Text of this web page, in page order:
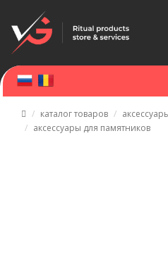
каталог товаров
аксессуары для памятников